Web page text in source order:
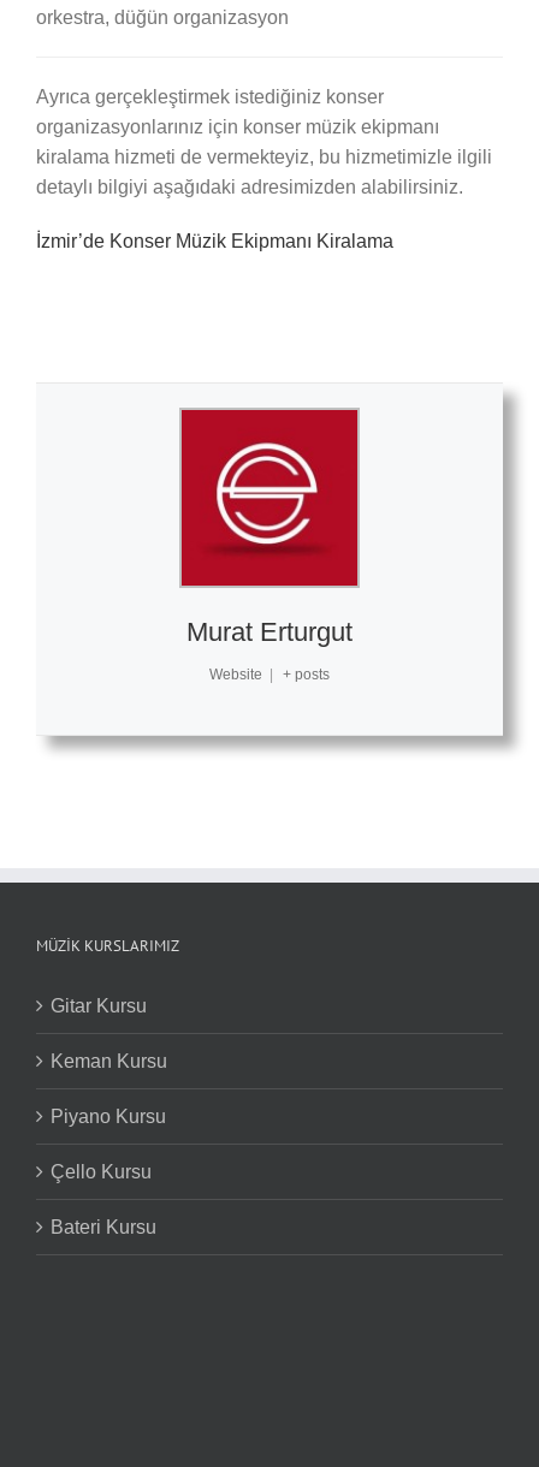
orkestra, düğün organizasyon
Ayrıca gerçekleştirmek istediğiniz konser
organizasyonlarınız için konser müzik ekipmanı
kiralama hizmeti de vermekteyiz, bu hizmetimizle ilgili
detaylı bilgiyi aşağıdaki adresimizden alabilirsiniz.
İzmir’de Konser Müzik Ekipmanı Kiralama
Murat Erturgut
Website + posts
MÜZIK KURSLARIMIZ
Gitar Kursu
Keman Kursu
Piyano Kursu
Çello Kursu
Bateri Kursu